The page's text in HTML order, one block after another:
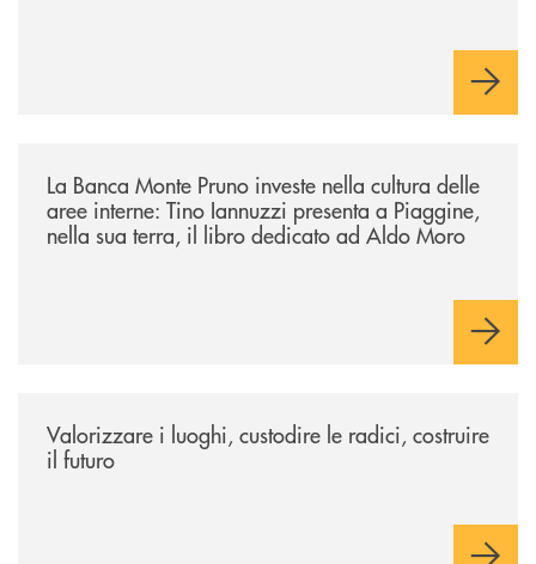
La Banca Monte Pruno investe nella cultura delle
aree interne: Tino Iannuzzi presenta a Piaggine,
nella sua terra, il libro dedicato ad Aldo Moro
Valorizzare i luoghi, custodire le radici, costruire
il futuro